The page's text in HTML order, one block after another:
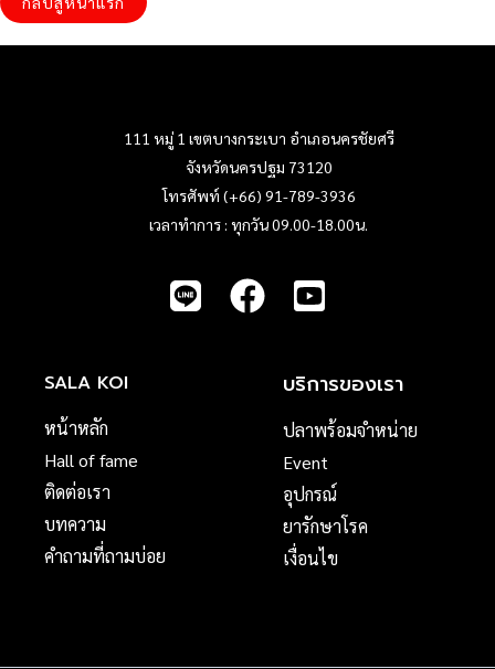
111 หมู่ 1 เขตบางกระเบา อำเภอนครชัยศรี
จังหวัดนครปฐม 73120
โทรศัพท์ (+66) 91-789-3936
เวลาทำการ : ทุกวัน 09.00-18.00น.
SALA KOI
หน้าหลัก
Hall of fame
ติดต่อเรา
บทความ
คำถามที่ถามบ่อย
บริการของเรา
ปลาพร้อมจำหน่าย
Event
อุปกรณ์
ยารักษาโรค
เงื่อนไข